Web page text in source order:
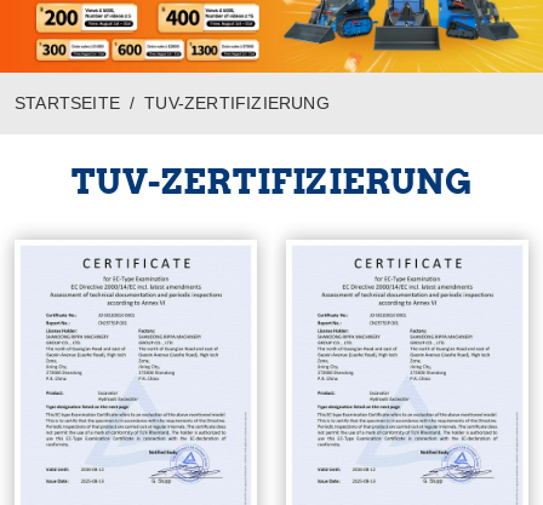
STARTSEITE TUV-ZERTIFIZIERUNG
TUV-ZERTIFIZIERUNG